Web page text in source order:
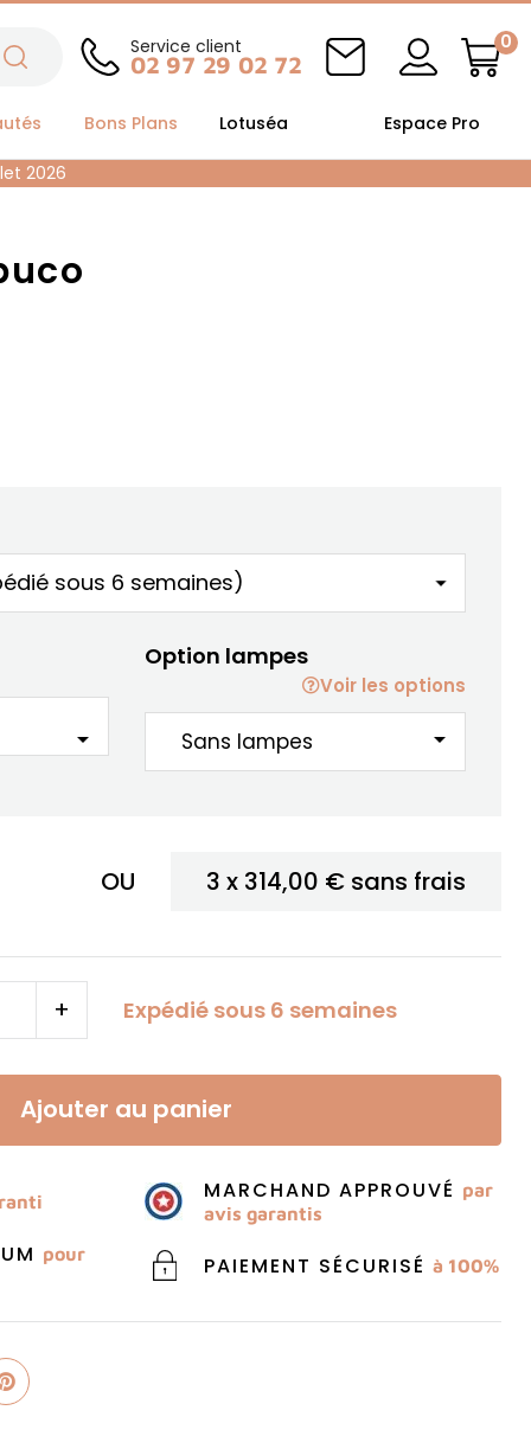
Service client
02 97 29 02 72
0
Bons Plans Lotuséa Espace Pro
2026
arrow_drop_down
Option lampes
Voir les options
arrow_drop_down
OU 3 x 314,00 € sans frais
+ Expédié sous 6 semaines
Ajouter au panier
MARCHAND APPROUVÉ par
avis garantis
pour
PAIEMENT SÉCURISÉ à 100%